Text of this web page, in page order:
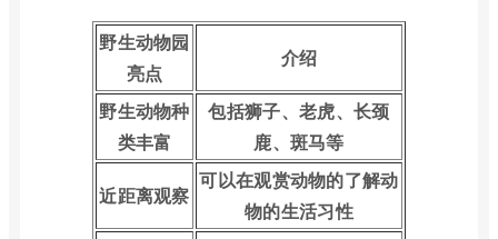
野生动物园
亮点
介绍
野生动物种
类丰富
包括狮子、老虎、长颈
鹿、斑马等
近距离观察
可以在观赏动物的了解动
物的生活习性